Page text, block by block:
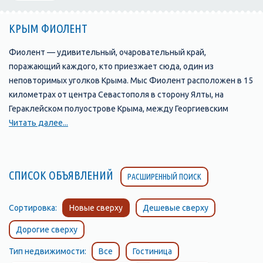
КРЫМ ФИОЛЕНТ
Фиолент — удивительный, очаровательный край,
поражающий каждого, кто приезжает сюда, один из
неповторимых уголков Крыма. Мыс Фиолент расположен в 15
километрах от центра Севастополя в сторону Ялты, на
Гераклейском полуострове Крыма, между Георгиевским
монастырем, балкой Дианы и мысом Лермонтова. Древнее его
турецкого Фиолент (Феленк-Бурун) — Тигровый мыс, т. к. на
обрыве мыса имеются чередующиеся полосы желтоватого
тигровую шкуру. Отдых в Фиоленте окутан легендами и
мифами. В прошлом веке каждый путешественник,
посещавший Крым, считал своим долгом посетить святую
обитель — Георгиевский монастырь, основанный еще в 891
Читать далее...
СПИСОК ОБЪЯВЛЕНИЙ РАСШИРЕННЫЙ ПОИСК
Сортировка: Новые сверху Дешевые сверху
Дорогие сверху
Тип недвижимости: Все Гостиница